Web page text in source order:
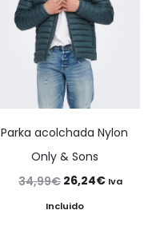
Parka acolchada Nylon
Only & Sons
34,99€ El
precio
26,24€ElIva
Incluido